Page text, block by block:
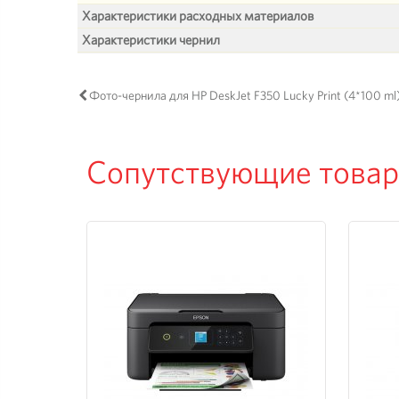
Характеристики расходных материалов
Характеристики чернил
Фото-чернила для HP DeskJet F350 Lucky Print (4*100
Сопутствующие